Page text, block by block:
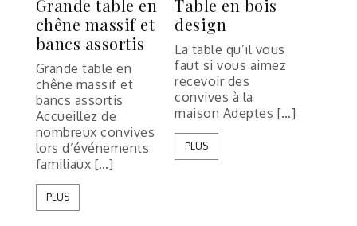
Grande table en
chêne massif et
bancs assortis
Grande table en
chêne massif et
bancs assortis
Accueillez de
nombreux convives
lors d’événements
familiaux […]
PLUS
Table en bois
design
La table qu’il vous
faut si vous aimez
recevoir des
convives à la
maison Adeptes […]
PLUS